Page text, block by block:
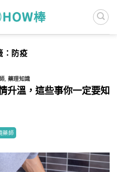
防疫
, 藥理知識
升溫，這些事你一定要知
藥師